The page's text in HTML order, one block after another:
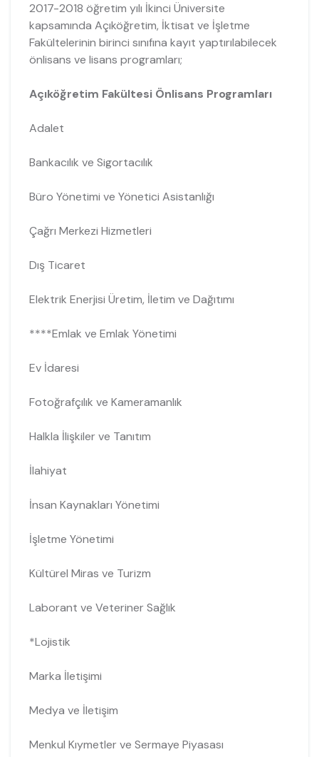
2017-2018 öğretim yılı İkinci Üniversite
kapsamında Açıköğretim, İktisat ve İşletme
Fakültelerinin birinci sınıfına kayıt yaptırılabilecek
önlisans ve lisans programları;
Açıköğretim Fakültesi Önlisans Programları
Adalet
Bankacılık ve Sigortacılık
Büro Yönetimi ve Yönetici Asistanlığı
Çağrı Merkezi Hizmetleri
Dış Ticaret
Elektrik Enerjisi Üretim, İletim ve Dağıtımı
****Emlak ve Emlak Yönetimi
Ev İdaresi
Fotoğrafçılık ve Kameramanlık
Halkla İlişkiler ve Tanıtım
İlahiyat
İnsan Kaynakları Yönetimi
İşletme Yönetimi
Kültürel Miras ve Turizm
Laborant ve Veteriner Sağlık
*Lojistik
Marka İletişimi
Medya ve İletişim
Menkul Kıymetler ve Sermaye Piyasası